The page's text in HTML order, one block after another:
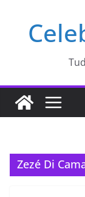
Zezé Di